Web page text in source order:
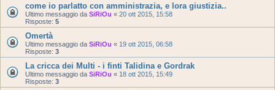
come io parlatto con amministrazia, e lora giustizia..
Ultimo messaggio da SiRiOu « 20 ott 2015, 15:58
Risposte: 5
Omertà
Ultimo messaggio da SiRiOu « 19 ott 2015, 06:58
Risposte: 3
La cricca dei Multi - i finti Talidina e Gordrak
Ultimo messaggio da SiRiOu « 18 ott 2015, 15:49
Risposte: 3